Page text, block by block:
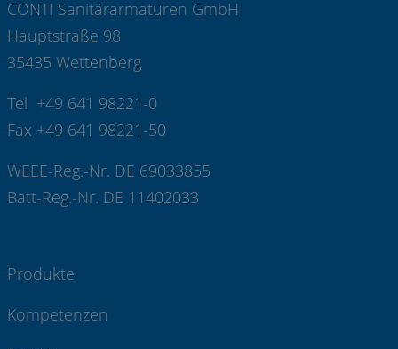
CONTI Sanitärarmaturen GmbH
Hauptstraße 98
35435 Wettenberg
Tel +49 641 98221-0
Fax +49 641 98221-50
WEEE-Reg.-Nr. DE 69033855
Batt-Reg.-Nr. DE 11402033
Produkte
Kompetenzen